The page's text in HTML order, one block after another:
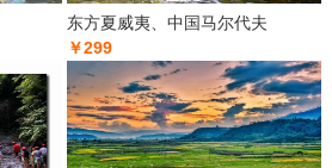
东方夏威夷、中国马尔代夫
￥299